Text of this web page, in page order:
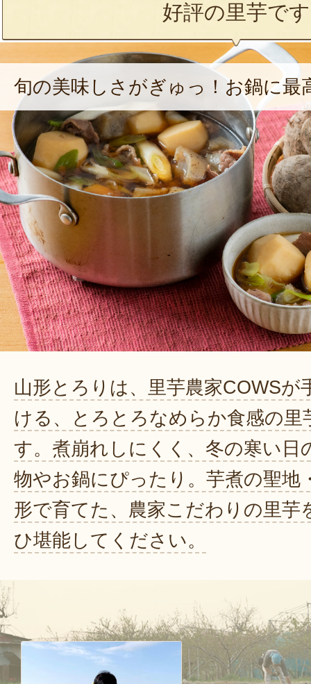
好評の里芋です
旬の美味しさがぎゅっ！お鍋に最
山形とろりは、里芋農家COWSが
ける、とろとろなめらか食感の里
す。煮崩れしにくく、冬の寒い日
物やお鍋にぴったり。芋煮の聖地
形で育てた、農家こだわりの里芋
ひ堪能してください。